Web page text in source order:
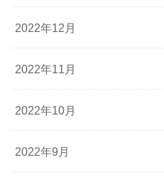
2022年12月
2022年11月
2022年10月
2022年9月